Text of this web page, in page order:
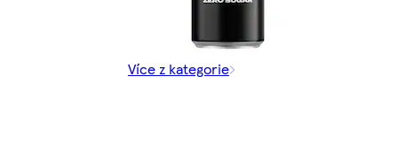
Více z kategorie